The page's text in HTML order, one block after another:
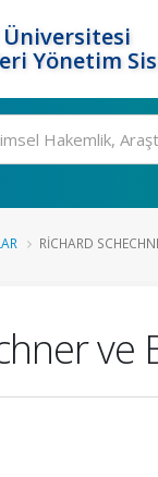
Yönetim
RICHARD
ve